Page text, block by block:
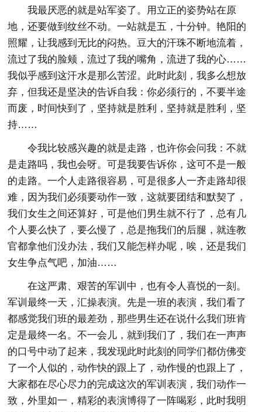
我最厌恶的就是站军姿了。用立正的姿势站在原
地，还要做到纹丝不动。一站就是五，十分钟。艳阳的
照耀，让我感到无比的闷热。豆大的汗珠不断地流着，
流过了我的脸颊，流过了我的嘴角，流进了我的心……
我似乎感到这汗水是那么苦涩。此时此刻，我多么想放
弃，但我还是坚决的告诉自我：你必须行的，不要半途
而废，时间快到了，坚持就是胜利，坚持就是胜利，坚
持……
令我比较感兴趣的就是走路，也许你会问我：不就
是走路吗，我也会呀。可是我要告诉你，这可不是一般
的走路。一个人走路很容易，可是很多人一齐走路却很
难，因为我们必须要动作一致，这就要团结和默契了，
我们女生之间还算好，可是他们男生就不行了，总有几
个人要么快了，要么慢了，总是拖我们的后腿，就连教
官都拿他们没办法，我们又能怎样办呢，唉，还是我们
女生争点气吧，加油……
在这严肃、艰苦的军训中，也有令人喜悦的一刻。
军训最终一天，汇操表演。先是一班的表演，我们看了
都感觉我们班的最差劲，那些男生还在说什么我们班肯
定是最终一名。不一会儿，就到我们了，我们在一声声
的口号中动了起来，我发现此时此刻的同学们都仿佛变
了一个人似的，动作快的跟上了，动作慢的也跟上了，
大家都在尽心尽力的完成这次的军训表演，我们动作一
致，外里如一，精彩的表演博得了一阵喝彩，此时我明